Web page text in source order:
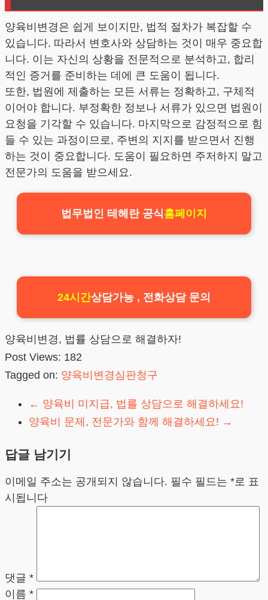
양육비변경은 쉽게 보이지만, 법적 절차가 복잡할 수
있습니다. 따라서 변호사와 상담하는 것이 매우 중요합
니다. 이는 자신의 상황을 전문적으로 분석하고, 합리
적인 증거를 준비하는 데에 큰 도움이 됩니다.
또한, 법원에 제출하는 모든 서류는 정확하고, 구체적
이어야 합니다. 부정확한 정보나 서류가 있으면 법원이
요청을 기각할 수 있습니다. 마지막으로 감정적으로 힘
들 수 있는 과정이므로, 주변의 지지를 받으면서 진행
하는 것이 중요합니다. 도움이 필요하면 주저하지 말고
전문가의 도움을 받으세요.
법무법인 테헤란 공식홈페이지
24시간상담가능 , 전화상담 문의
양육비변경, 법률 상담으로 해결하자!
Post Views: 182
Tagged on: 양육비변경심판청구
← 양육비 미지급, 법률 상담으로 해결하세요!
양육비 문제, 전문가와 함께 해결하세요! →
답글 남기기
이메일 주소는 공개되지 않습니다. 필수 필드는 *로 표
시됩니다
댓글 *
이름 *